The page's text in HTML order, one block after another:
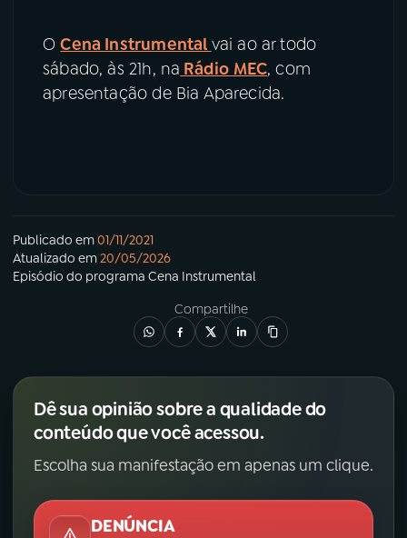
OCena Instrumental vai ao ar todo
sábado, às 21h, na Rádio MEC, com
apresentação de Bia Aparecida.
Publicado em01/11/2021
Atualizado em20/05/2026
Episódio do programa Cena Instrumental
Compartilhe
Dê sua opinião sobre a qualidade do
conteúdo que você acessou.
Escolha sua manifestação em apenas um clique.
DENÚNCIA